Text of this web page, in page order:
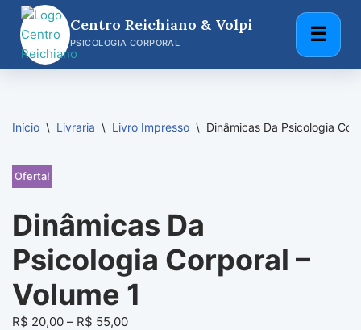
Pular
para
Centro Reichiano & Volpi
PSICOLOGIA CORPORAL ☰
Início \ Livraria \ Livro Impresso \ Dinâmicas Da Psicologia
Oferta!
Dinâmicas Da
Psicologia Corporal –
Volume 1
R$ 20,00 – R$ 55,00